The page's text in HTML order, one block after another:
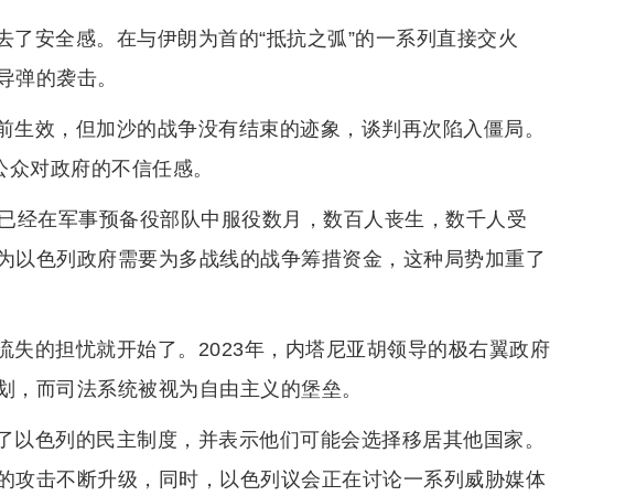
安全感。在与伊朗为首的“抵抗之弧”的一系列直接交火
弹的袭击。
效，但加沙的战争没有结束的迹象，谈判再次陷入僵局。
对政府的不信任感。
经在军事预备役部队中服役数月，数百人丧生，数千人受
以色列政府需要为多战线的战争筹措资金，这种局势加重了
失的担忧就开始了。2023年，内塔尼亚胡领导的极右翼政府
而司法系统被视为自由主义的堡垒。
以色列的民主制度，并表示他们可能会选择移居其他国家。
攻击不断升级，同时，以色列议会正在讨论一系列威胁媒体